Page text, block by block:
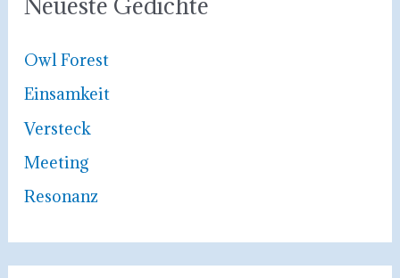
n
n
h
:
Neueste Gedichte
Owl Forest
Einsamkeit
Versteck
Meeting
Resonanz